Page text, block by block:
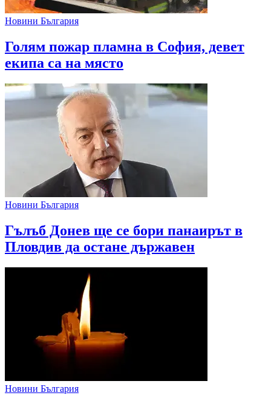
Новини България
Голям пожар пламна в София, девет
екипа са на място
Новини България
Гълъб Донев ще се бори панаирът в
Пловдив да остане държавен
Новини България